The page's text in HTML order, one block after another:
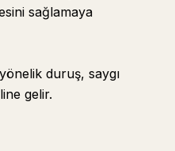
sağlamaya
duruş, saygı
gelir.